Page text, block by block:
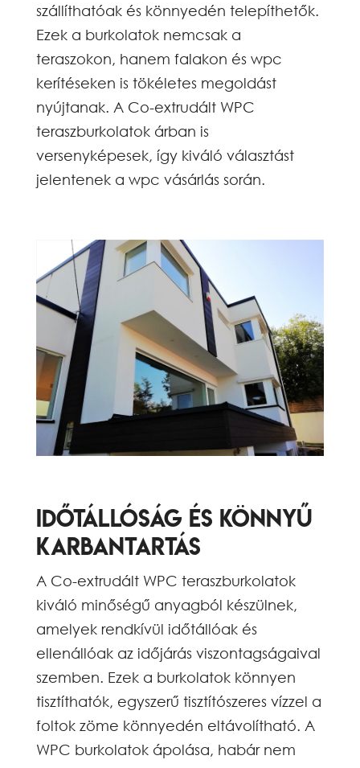
szállíthatóak és könnyedén telepíthetők.
Ezek a burkolatok nemcsak a
teraszokon, hanem falakon és wpc
kerítéseken is tökéletes megoldást
nyújtanak. A Co-extrudált WPC
teraszburkolatok árban is
versenyképesek, így kiváló választást
jelentenek a wpc vásárlás során.
Időtállóság és könnyű
karbantartás
A Co-extrudált WPC teraszburkolatok
kiváló minőségű anyagból készülnek,
amelyek rendkívül időtállóak és
ellenállóak az időjárás viszontagságaival
szemben. Ezek a burkolatok könnyen
tisztíthatók, egyszerű tisztítószeres vízzel a
foltok zöme könnyedén eltávolítható. A
WPC burkolatok ápolása, habár nem